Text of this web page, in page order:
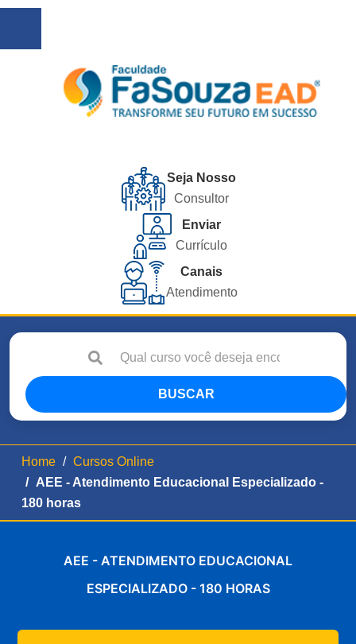
Seja Nosso
Consultor
Enviar
Currículo
Canais
Atendimento
BUSCAR
Home
Cursos Online
AEE - Atendimento Educacional Especializado -
180 horas
AEE - ATENDIMENTO EDUCACIONAL
ESPECIALIZADO - 180 HORAS